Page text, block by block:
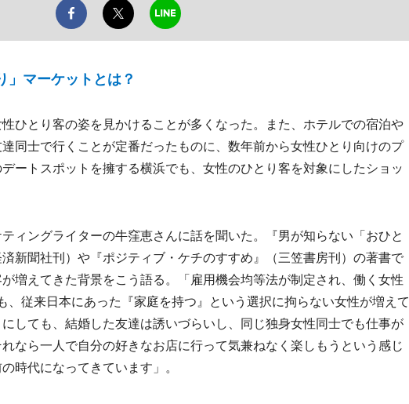
マーケットとは？
ひとり客の姿を見かけることが多くなった。また、ホテルでの宿泊や
同士で行くことが定番だったものに、数年前から女性ひとり向けのプ
ートスポットを擁する横浜でも、女性のひとり客を対象にしたショッ
ィングライターの牛窪恵さんに話を聞いた。『男が知らない「おひと
新聞社刊）や『ポジティブ・ケチのすすめ』（三笠書房刊）の著書で
増えてきた背景をこう語る。「雇用機会均等法が制定され、働く女性
従来日本にあった『家庭を持つ』という選択に拘らない女性が増えて
しても、結婚した友達は誘いづらいし、同じ独身女性同士でも仕事が
なら一人で自分の好きなお店に行って気兼ねなく楽しもうという感じ
時代になってきています」。